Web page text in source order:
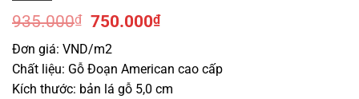
935.000₫ Giá
là:
935.000₫.
750.000₫Giá
là:
750.000₫.
Đơn giá: VND/m2
Chất liệu: Gỗ Đoạn American cao cấp
Kích thước: bản lá gỗ 5,0 cm